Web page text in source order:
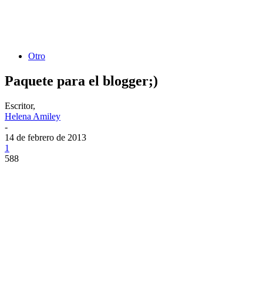
Otro
Paquete para el blogger;)
Escritor,
Helena Amiley
-
14 de febrero de 2013
1
588